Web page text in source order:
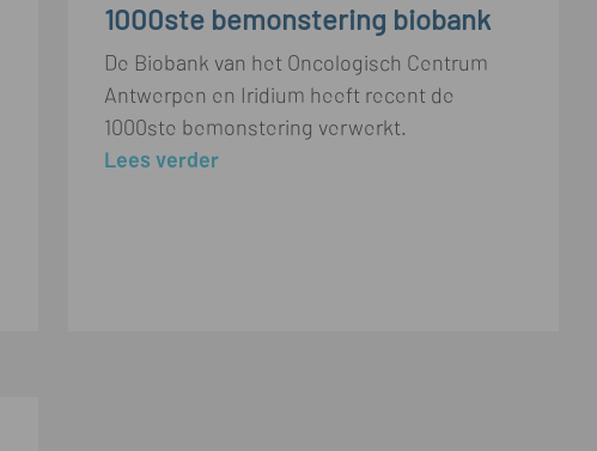
1000ste bemonstering biobank
De Biobank van het Oncologisch Centrum
Antwerpen en Iridium heeft recent de
1000ste bemonstering verwerkt.
Lees verder